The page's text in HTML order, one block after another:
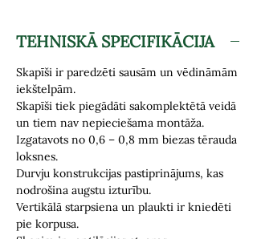
TEHNISKĀ SPECIFIKĀCIJA
Skapīši ir paredzēti sausām un vēdināmām
iekštelpām.
Skapīši tiek piegādāti sakomplektētā veidā
un tiem nav nepieciešama montāža.
Izgatavots no 0,6 – 0,8 mm biezas tērauda
loksnes.
Durvju konstrukcijas pastiprinājums, kas
nodrošina augstu izturību.
Vertikālā starpsiena un plaukti ir kniedēti
pie korpusa.